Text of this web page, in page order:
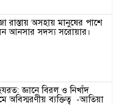
রাস্তায় অসহায় মানুষের পাশে
আনসার সদস্য সরোয়ার।
জ্ঞানে বিরল ও নিখাঁদ
অবিস্মরণীয় ব্যক্তিত্ব -আতিয়া